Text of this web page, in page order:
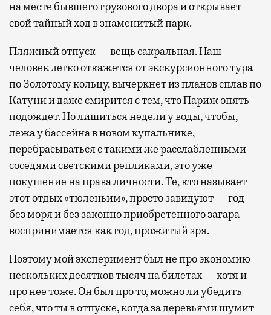
на месте бывшего грузового двора и открывает
свой тайный ход в знаменитый парк.
Пляжный отпуск — вещь сакральная. Наш
человек легко откажется от экскурсионного тура
по Золотому кольцу, вычеркнет из планов сплав по
Катуни и даже смирится с тем, что Париж опять
подождет. Но лишиться недели у воды, чтобы,
лежа у бассейна в новом купальнике,
перебрасываться с такими же расслабленными
соседями светскими репликами, это уже
покушение на права личности. Те, кто называет
этот отдых «тюленьим», просто завидуют — год
без моря и без законно приобретенного загара
воспринимается как год, прожитый зря.
Поэтому мой эксперимент был не про экономию
нескольких десятков тысяч на билетах — хотя и
про нее тоже. Он был про то, можно ли убедить
себя, что ты в отпуске, когда за деревьями шумит